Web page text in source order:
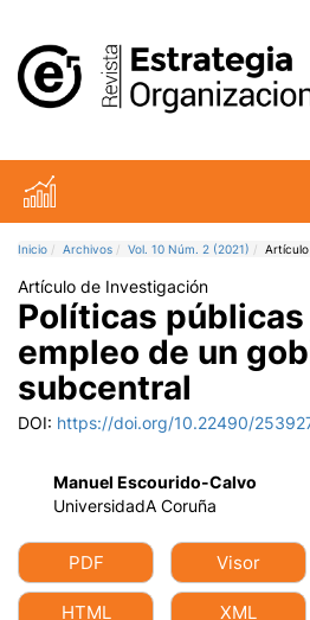
Inicio Archivos Vol. 10 Núm. 2 (2021)
Artículo de Investigación
Políticas
empleo de un
subcentral
DOI: https://doi.org/10.22490/
Manuel Escourido-Calvo
UniversidadA Coruña
PDF Visor
HTML XML